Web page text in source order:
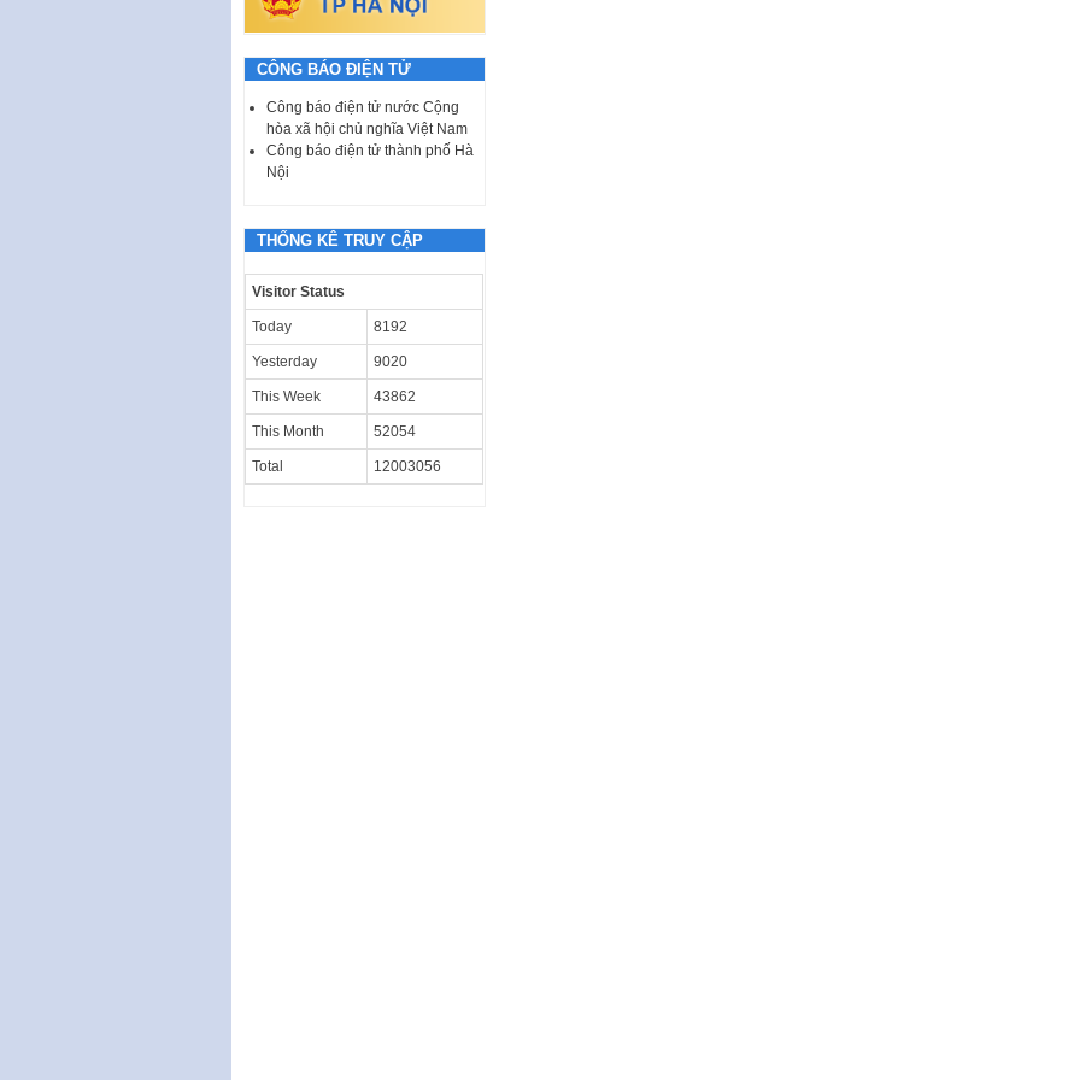
CÔNG BÁO ĐIỆN TỬ
Công báo điện tử nước Cộng
hòa xã hội chủ nghĩa Việt Nam
Công báo điện tử thành phố Hà
Nội
THỐNG KÊ TRUY CẬP
Visitor Status
Today 8192
Yesterday 9020
This Week 43862
This Month 52054
Total 12003056